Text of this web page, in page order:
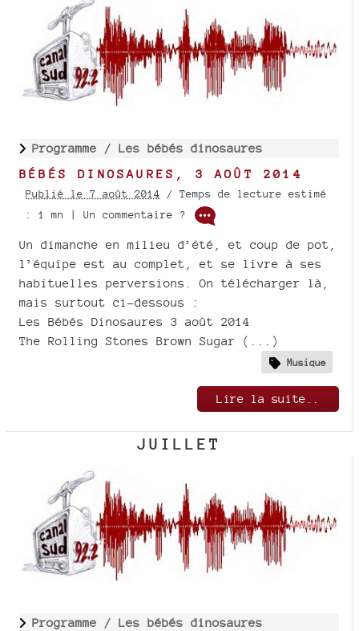
Programme / Les bébés dinosaures
BÉBÉS DINOSAURES, 3 AOÛT 2014
Publié le 7 août 2014 / Temps de lecture estimé
: 1 mn | Un commentaire ?
Un dimanche en milieu d’été, et coup de pot,
l’équipe est au complet, et se livre à ses
habituelles perversions. On télécharger là,
mais surtout ci-dessous :
Les Bébés Dinosaures 3 août 2014
The Rolling Stones Brown Sugar (...)
Musique
Lire la suite..
JUILLET
Programme / Les bébés dinosaures